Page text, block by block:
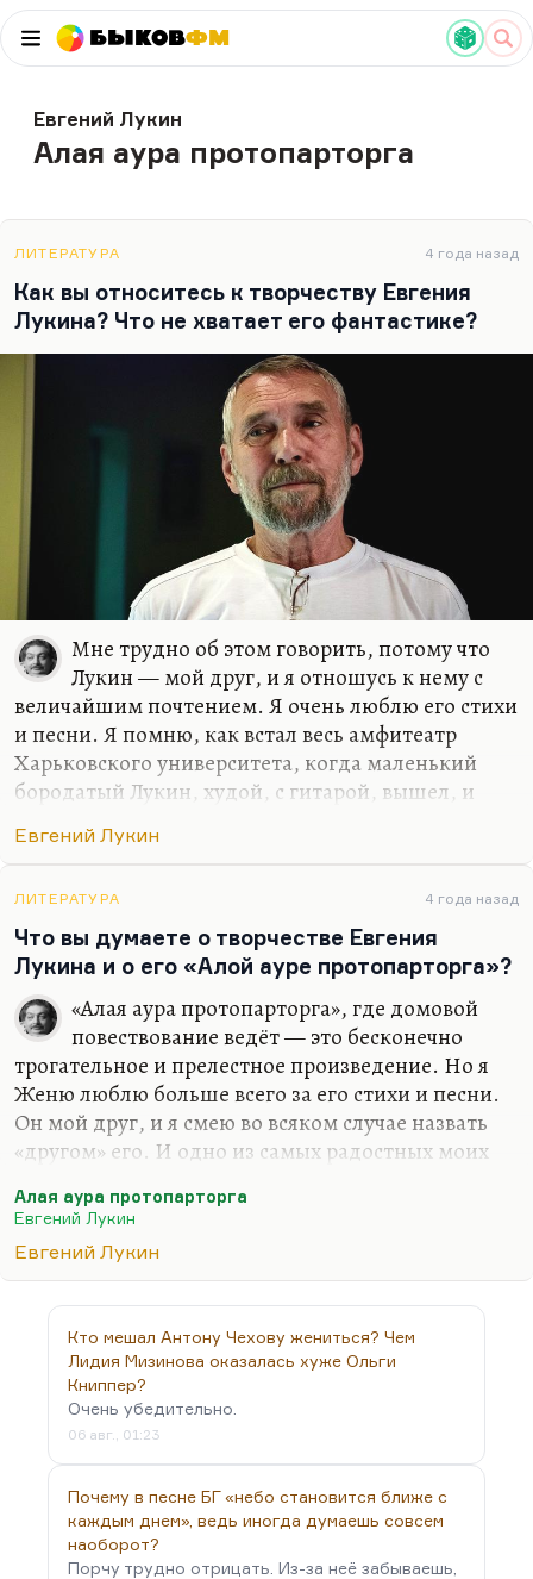
БыковФМ
Евгений Лукин
Алая аура протопарторга
ЛИТЕРАТУРА 4 года назад
Как вы относитесь к творчеству Евгения
Лукина? Что не хватает его фантастике?
Мне трудно об этом говорить, потому что
Лукин — мой друг, и я отношусь к нему с
величайшим почтением. Я очень люблю его стихи
и песни. Я помню, как встал весь амфитеатр
Харьковского университета, когда маленький
бородатый Лукин, худой, с гитарой, вышел, и
действительно культовый писатель в полном
писатель. И я очень люблю его замечательное
четверостишье:
Посмотри: встаёт цунами
Над скорлупками квартир.
Так, разделываясь с нами,
Красота спасает мир.
У него вообще много действительно
превосходных стихов и песен великих. Ну,
Господи:
Что ты, княже,…
Евгений Лукин
ЛИТЕРАТУРА 4 года назад
Что вы думаете о творчестве Евгения
Лукина и о его «Алой ауре протопарторга»?
«Алая аура протопарторга», где домовой
повествование ведёт — это бесконечно
трогательное и прелестное произведение. Но я
Женю люблю больше всего за его стихи и песни.
Он мой друг, и я смею во всяком случае назвать
«другом» его. И одно из самых радостных моих
Харьковском университете, в одной из главных
аудиторий, и весь этот гигантский амфитеатр
встал, приветствуя его. Он — великолепный поэт.
Гляжу от злобы костяной
на то, что пpойдено.
Пока я лаялся с женой,
погибла Родина.
Иду по городу — гляжу:
окопы веером.
Ну я ей, тваpи, покажу
сегодня…
Алая аура протопарторга
Евгений Лукин
Евгений Лукин
Кто мешал Антону Чехову жениться? Чем
Лидия Мизинова оказалась хуже Ольги
Книппер?
Очень убедительно.
06 авг., 01:23
Почему в песне БГ «небо становится ближе с
каждым днем», ведь иногда думаешь совсем
наоборот?
Порчу трудно отрицать. Из-за неё забываешь,